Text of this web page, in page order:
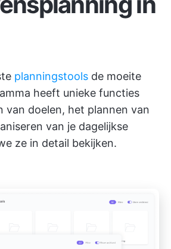
planningstools de moeite
heeft unieke functies
van doelen, het plannen van
van je dagelijkse
ze in detail bekijken.